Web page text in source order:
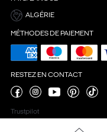
ALGÉRIE
MÉTHODES DE PAIEMENT
RESTEZ EN CONTACT
Trustpilot